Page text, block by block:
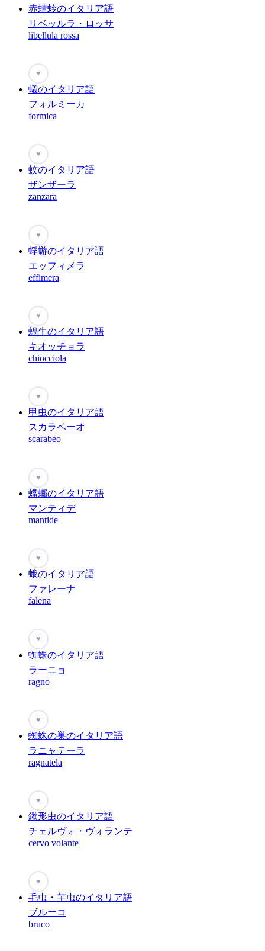
赤蜻蛉のイタリア語
リベッルラ・ロッサ
libellula rossa
♥
蟻のイタリア語
フォルミーカ
formica
♥
蚊のイタリア語
ザンザーラ
zanzara
♥
蜉蝣のイタリア語
エッフィメラ
effimera
♥
蝸牛のイタリア語
キオッチョラ
chiocciola
♥
甲虫のイタリア語
スカラベーオ
scarabeo
♥
蟷螂のイタリア語
マンティデ
mantide
♥
蛾のイタリア語
ファレーナ
falena
♥
蜘蛛のイタリア語
ラーニョ
ragno
♥
蜘蛛の巣のイタリア語
ラニャテーラ
ragnatela
♥
鍬形虫のイタリア語
チェルヴォ・ヴォランテ
cervo volante
♥
毛虫・芋虫のイタリア語
ブルーコ
bruco